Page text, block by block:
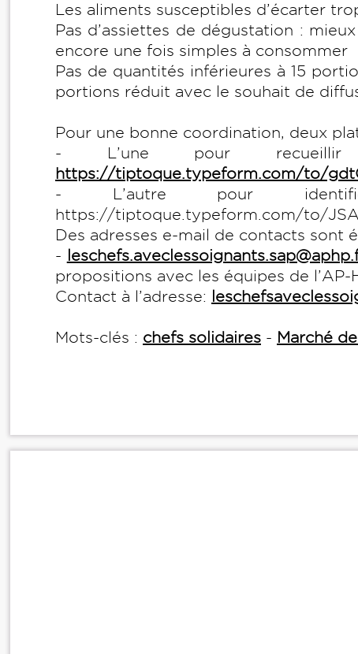
Les aliments susceptibles d’écarter
Pas d’assiettes de dégustation :
encore une fois simples à consommer
Pas de quantités inférieures à 15
portions réduit avec le souhait de
Pour une bonne coordination, deux
- L’une pour
https://tiptoque.typeform.com/to/
- L’autre pour
https://tiptoque.typeform.com/to/
Des adresses e-mail de contacts sont
-
propositions avec les équipes de l’AP-
Contact à l’adresse:
Mots-clés : chefs solidaires - Marché